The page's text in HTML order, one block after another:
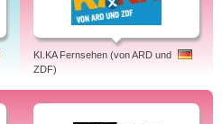
KI.KA Fernsehen (von ARD und
ZDF)